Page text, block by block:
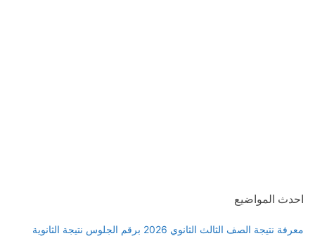
احدث المواضيع
معرفة نتيجة الصف الثالث الثانوي 2026 برقم الجلوس نتيجة الثانوية